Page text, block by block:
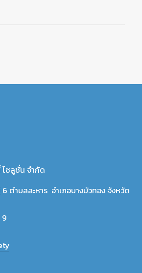
ซลูชั่น จำกัด
ตำบลละหาร อำเภอบางบัวทอง จังหวัด